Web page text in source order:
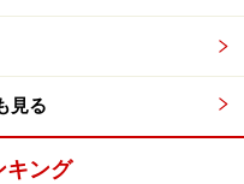
見る
キング